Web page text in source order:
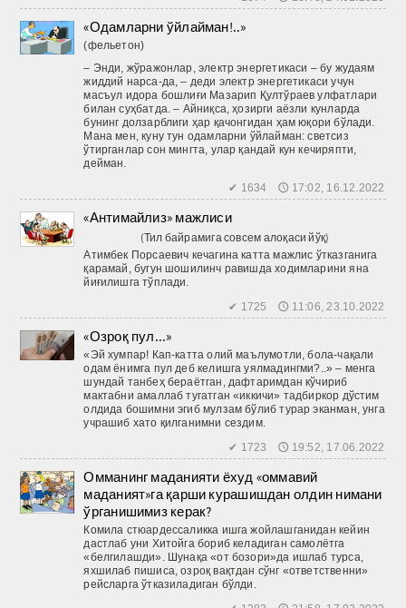
«Одамларни ўйлайман!..»
(фельетон)
– Энди, жўражонлар, электр энергетикаси – бу жудаям
жиддий нарса-да, – деди электр энергетикаси учун
масъул идора бошлиғи Мазарип Қултўраев улфатлари
билан суҳбатда. – Айниқса, ҳозирги аёзли кунларда
бунинг долзарблиги ҳар қачонгидан ҳам юқори бўлади.
Мана мен, куну тун одамларни ўйлайман: светсиз
ўтирганлар сон мингта, улар қандай кун кечиряпти,
дейман.
✔ 1634 🕔 17:02, 16.12.2022
«Антимайлиз» мажлиси
(Тил байрамига совсем алоқаси йўқ)
Атимбек Порсаевич кечагина катта мажлис ўтказганига
қарамай, бугун шошилинч равишда ходимларини яна
йиғилишга тўплади.
✔ 1725 🕔 11:06, 23.10.2022
«Озроқ пул...»
«Эй хумпар! Кап-катта олий маълумотли, бола-чақали
одам ёнимга пул деб келишга уялмадингми?..» – менга
шундай танбеҳ бераётган, дафтаримдан кўчириб
мактабни амаллаб тугатган «иккичи» тадбиркор дўстим
олдида бошимни эгиб мулзам бўлиб турар эканман, унга
учрашиб хато қилганимни сездим.
✔ 1723 🕔 19:52, 17.06.2022
Омманинг маданияти ёхуд «оммавий
маданият»га қарши курашишдан олдин нимани
ўрганишимиз керак?
Комила стюардессаликка ишга жойлашганидан кейин
дастлаб уни Хитойга бориб келадиган самолётга
«белгилашди». Шунақа «от бозори»да ишлаб турса,
яхшилаб пишиса, озроқ вақтдан сўнг «ответственни»
рейсларга ўтказиладиган бўлди.